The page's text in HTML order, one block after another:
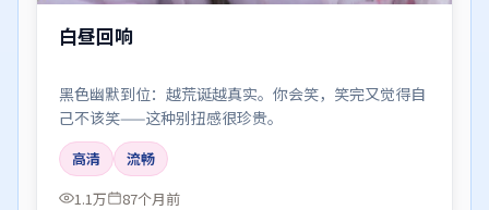
白昼回响
黑色幽默到位：越荒诞越真实。你会笑，笑完又觉得自
己不该笑——这种别扭感很珍贵。
高清
流畅
1.1万
87个月前